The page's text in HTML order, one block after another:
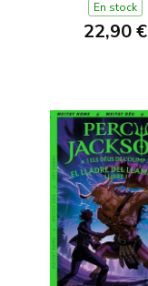
En stock
22,90 €